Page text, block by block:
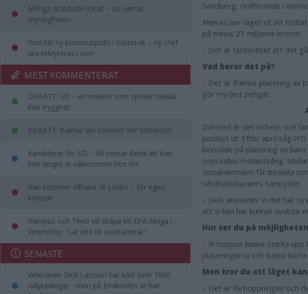
Många drabbade lokalt – nu varnar
myndigheten
Hon blir ny kommunpolis i Västervik – ny chef
ska rekryteras i norr
MEST KOMMENTERAT
DEBATT: SD – en maskin som sprider rädsla,
inte trygghet
DEBATT: Kalmar län behöver fler lobbyister
Kandiderar för SD – då menar Bertil att han
inte längre är välkommen hos VIF
Han kommer tillbaka till Låxbo – för egen
konsert
Hampus och Theo vill skapa en EPA-slinga i
Vimmerby: "Lär inte bli odebatterat"
SENASTE
Veteranen Dick Larsson har kört över 1000
rallytävlingar - men på Emiltrofén är han
Sandberg, ordförande i
Men nu ser läget ut att
på minus 27 miljoner kronor.
– Det är fantastiskt att det
Vad beror det på?
– Det är främst placering av
gör mycket pengar.
Därmed är det individ- och
positivt ut. Efter april såg
berodde på placering av
som kallas mellantvång.
socialnämnden får besluta
vårdnadshavares samtycke.
– Dels använder vi det här
att vi kan har kunnat avsluta
Hur ser du på
– Vi hoppas kunna stärka
placeringarna och kunna
Men tror du att läget
– Det är förhoppningen och